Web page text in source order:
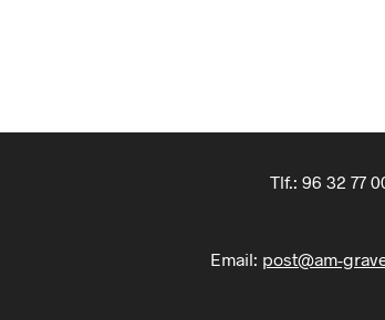
Tlf.: 96 32 77
Email: post@am-